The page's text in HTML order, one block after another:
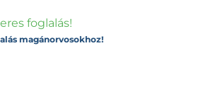
foglalás!
magánorvosokhoz!